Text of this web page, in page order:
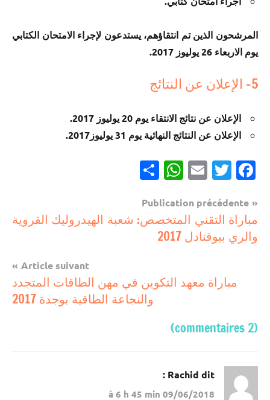
المرشحون الذين تم انتقاؤهم، يستدعون لإجراء الامتحان الكتابي
يوم الاربعاء 26 يوليوز 2017.
5- الإعلان عن النتائج
الإعلان عن نتائج الانتقاء يوم 20 يوليوز 2017.
الإعلان عن النتائج النهائية يوم 31 يوليوز2017.
Facebook
Twitter
Email
WhatsApp
مباريات
مباريات
دونه
Navigation
de
l’article
Publication précédente
مباراة التقني المتخصص: شعبة الهيدروليك القروية
والري ببوقنادل 2017
Article suivant
مباراة معهد التكوين في مهن الطاقات المتجدد
والنجاعة الطاقية بوجدة 2017
(2 commentaires)
Rachid dit :
09/06/2018 à 6 h 45 min